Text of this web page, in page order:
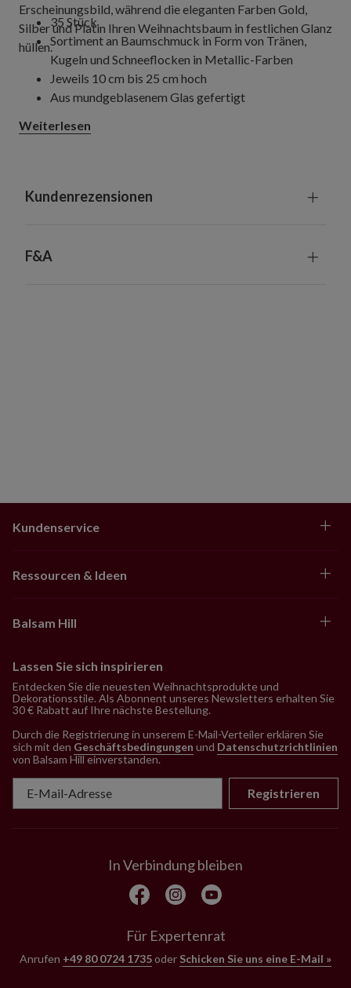
Erscheinungsbild, während die eleganten Farben Gold,
Silber und Platin Ihren Weihnachtsbaum in festlichen Glanz
hüllen.
35 Stück
Sortiment an Baumschmuck in Form von Tränen,
Kugeln und Schneeflocken in Metallic-Farben
Jeweils 10 cm bis 25 cm hoch
Aus mundgeblasenem Glas gefertigt
Schmuck aus Ihrem Bestand behangen ist, empfehlen
drei Sets bei einer Baumhöhe von 270 cm bis 300 cm.
Kugeln aus diesem Set behangen ist, empfehlen wir
Weiterlesen
Kundenrezensionen
F&A
Kundenservice
Ressourcen & Ideen
Balsam Hill
Lassen Sie sich inspirieren
Entdecken Sie die neuesten Weihnachtsprodukte und
Dekorationsstile. Als Abonnent unseres Newsletters erhalten Sie
30 € Rabatt auf Ihre nächste Bestellung.
Durch die Registrierung in unserem E-Mail-Verteiler erklären Sie
sich mit den Geschäftsbedingungen und Datenschutzrichtlinien
von Balsam Hill einverstanden.
Registrieren
In Verbindung bleiben
Für Expertenrat
Anrufen +49 80 0724 1735oder Schicken Sie uns eine E-Mail »